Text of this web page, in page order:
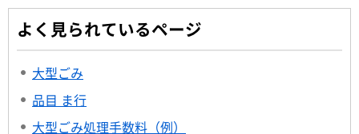
よく見られているページ
大型ごみ
品目 ま行
大型ごみ処理手数料（例）